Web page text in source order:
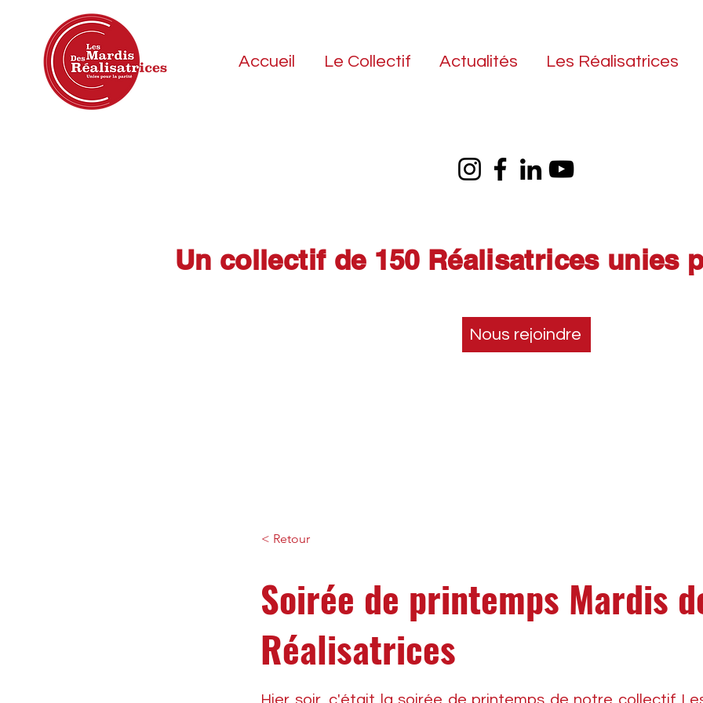
Accueil Le Collectif Actualités Les Réalisatrices
Un collectif de 150 Réalisatrices unies
Nous rejoindre
< Retour
Soirée de printemps Mardis
Réalisatrices
Hier soir, c'était la soirée de printemps de notre collectif